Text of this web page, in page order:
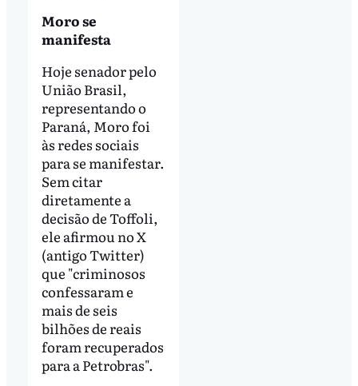
Moro se
manifesta
Hoje senador pelo
União Brasil,
representando o
Paraná, Moro foi
às redes sociais
para se manifestar.
Sem citar
diretamente a
decisão de Toffoli,
ele afirmou no X
(antigo Twitter)
que "criminosos
confessaram e
mais de seis
bilhões de reais
foram recuperados
para a Petrobras".